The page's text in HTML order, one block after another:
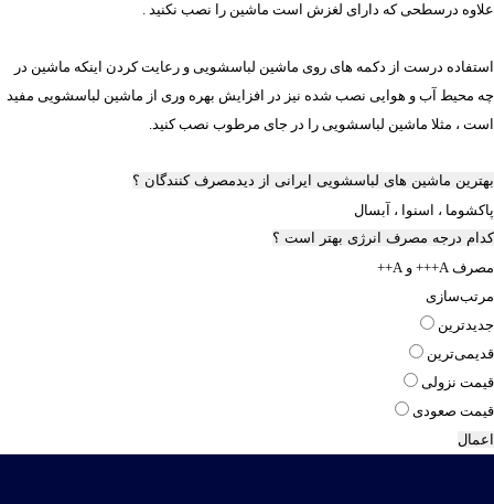
علاوه درسطحی که دارای لغزش است ماشین را نصب نکنید .
استفاده درست از دکمه های روی ماشین لباسشویی و رعایت کردن اینکه ماشین در
چه محیط آب و هوایی نصب شده نیز در افزایش بهره وری از ماشین لباسشویی مفید
است ، مثلا ماشین لباسشویی را در جای مرطوب نصب کنید.
بهترین ماشین های لباسشویی ایرانی از دیدمصرف کنندگان ؟
پاکشوما ، اسنوا ، آبسال
کدام درجه مصرف انرژی بهتر است ؟
مصرف A+++ و A++
مرتب‌سازی
جدیدترین
قدیمی‌ترین
قيمت نزولی
قيمت صعودی
اعمال